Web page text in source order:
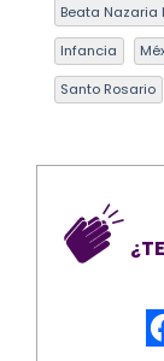
Beata
Infancia
Santo Rosario